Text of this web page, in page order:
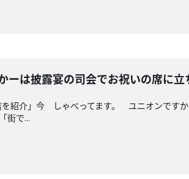
は披露宴の司会でお祝いの席に立
紹介」今 しゃべってます。 ユニオンです
街で...